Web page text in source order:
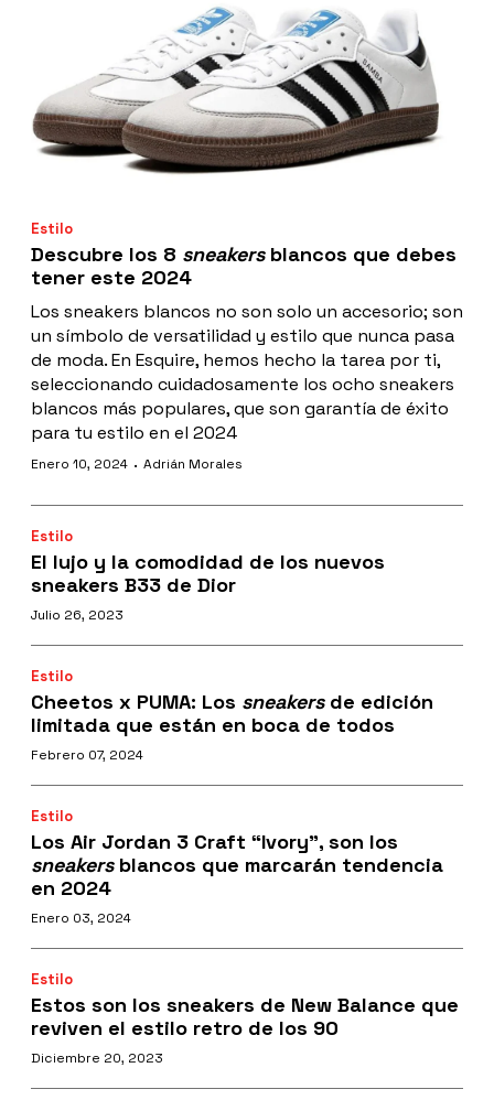
Estilo
Descubre los 8 sneakersblancos que debes
tener este 2024
Los sneakers blancos no son solo un accesorio; son
un símbolo de versatilidad y estilo que nunca pasa
de moda. En Esquire, hemos hecho la tarea por ti,
seleccionando cuidadosamente los ocho sneakers
blancos más populares, que son garantía de éxito
para tu estilo en el 2024
Enero 10, 2024 · Adrián Morales
Estilo
El lujo y la comodidad de los nuevos
sneakers B33 de Dior
Julio 26, 2023
Estilo
Cheetos x PUMA: Los sneakersde edición
limitada que están en boca de todos
Febrero 07, 2024
Estilo
Los Air Jordan 3 Craft “Ivory”, son los
sneakersblancos que marcarán tendencia
en 2024
Enero 03, 2024
Estilo
Estos son los sneakers de New Balance que
reviven el estilo retro de los 90
Diciembre 20, 2023